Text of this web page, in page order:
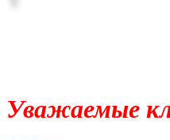
Уважаемые